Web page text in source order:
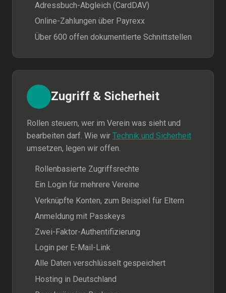
Adressbuch-Abgleich (CardDAV)
Online-Zahlungen über Payrexx
Über 600 offen dokumentierte Schnittstellen
Zugriff & Sicherheit
Rollen steuern, wer im Verein was sieht und
bearbeiten darf. Wie wir Technik und Sicherheit
umsetzen, legen wir offen.
Rollenbasierte Zugriffsrechte
Ein Login für mehrere Vereine
Verknüpfte Konten, zum Beispiel für Eltern
Anmeldung mit Passkeys
Zwei-Faktor-Authentifizierung
Login per E-Mail-Link
Alle Daten verschlüsselt gespeichert
Hosting in Deutschland